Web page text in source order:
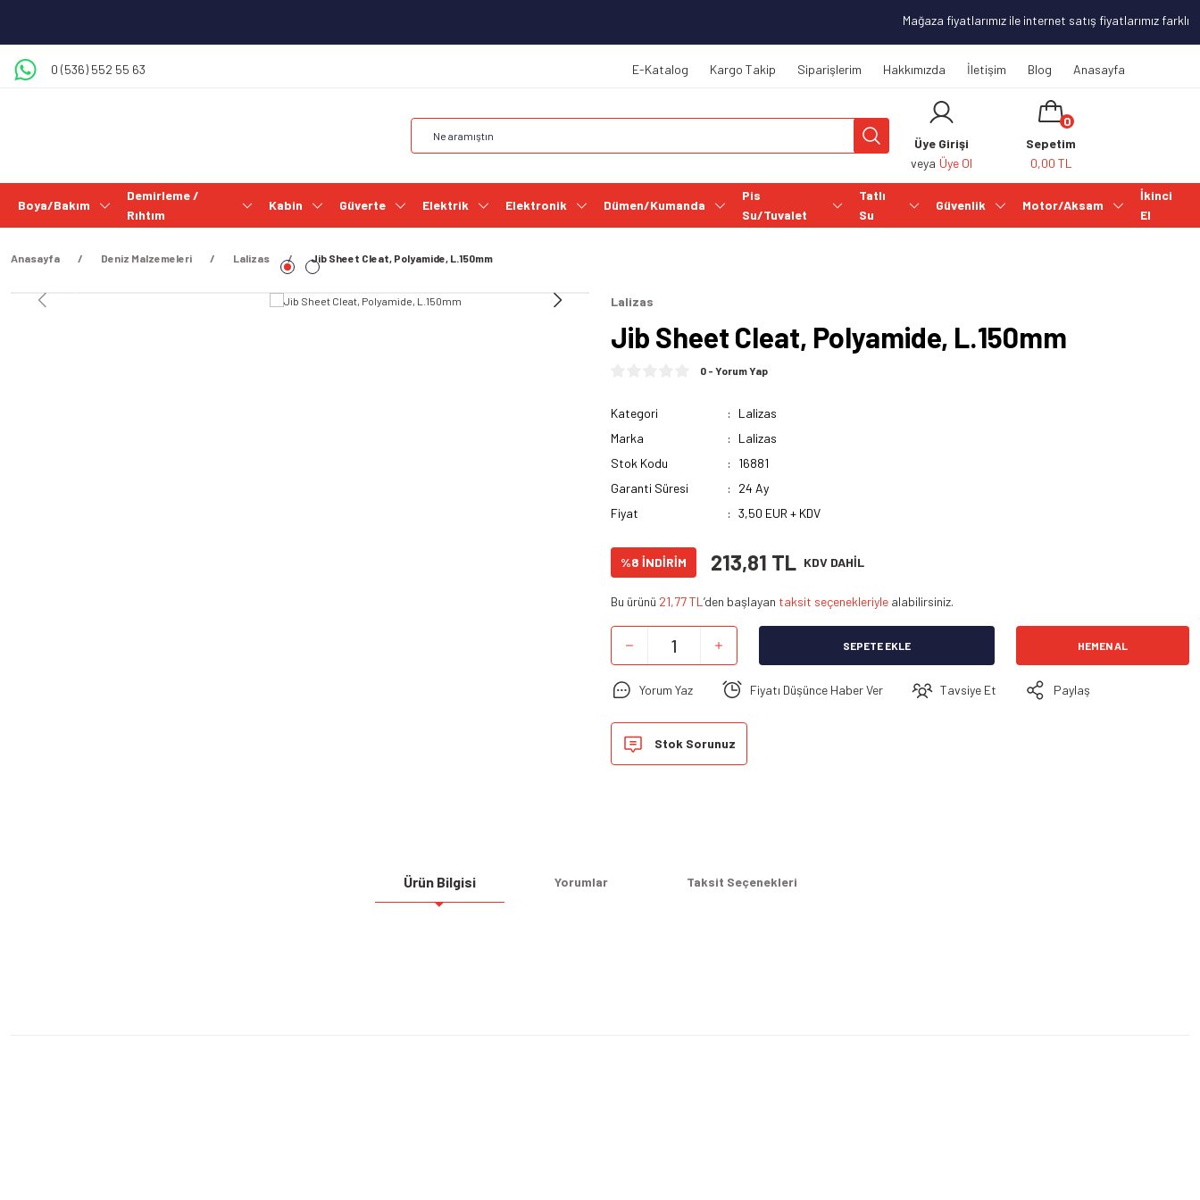
Mağaza fiyatlarımız ile internet satış fiyatlarımız
0 (536) 552 55 63 E-Katalog Kargo Takip Siparişlerim Hakkımızda İletişim Blog Anasayfa
Üye Girişi
veya Üye Ol
Sepetim
0,00 TL
0
Boya/Bakım
Demirleme /
Rıhtım
Kabin Güverte Elektrik Elektronik Dümen/Kumanda
Pis
Su/Tuvalet
Tatlı
Su
Güvenlik Motor/Aksam
İkinci
El
Anasayfa Deniz Malzemeleri Lalizas Jib Sheet Cleat, Polyamide, L.150mm
Lalizas
Jib Sheet Cleat, Polyamide, L.150mm
0 - Yorum Yap
Kategori
Lalizas
Marka
Lalizas
Stok Kodu
16881
Garanti Süresi
24 Ay
Fiyat
3,50 EUR + KDV
%8 İNDİRİM 213,81 TL KDV DAHİL
Bu ürünü 21,77 TL ’den başlayan taksit seçenekleriyle alabilirsiniz.
SEPETE EKLE HEMEN AL
Yorum Yaz Fiyatı Düşünce Haber Ver Tavsiye Et Paylaş
Stok Sorunuz
Ürün Bilgisi Yorumlar Taksit Seçenekleri